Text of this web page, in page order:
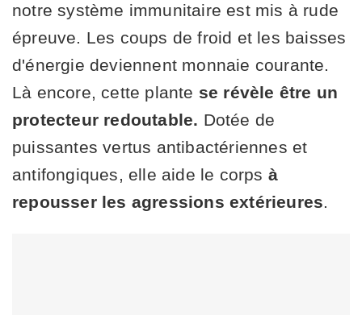
notre système immunitaire est mis à rude
épreuve. Les coups de froid et les baisses
d'énergie deviennent monnaie courante.
Là encore, cette plante se révèle être un
protecteur redoutable. Dotée de
puissantes vertus antibactériennes et
antifongiques, elle aide le corps à
repousser les agressions extérieures.